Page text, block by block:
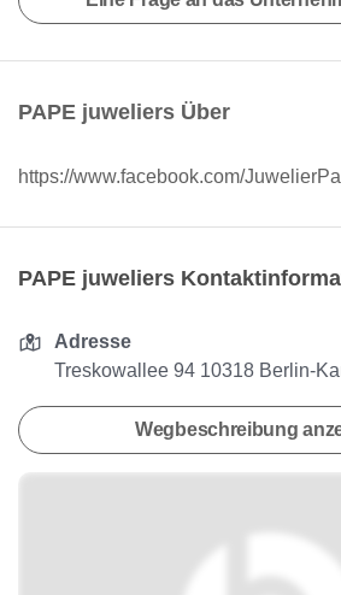
PAPE juweliers Über
https://www.facebook.com/
PAPE juweliers
Adresse
Treskowallee 94 10318 Berlin-
Wegbeschreibung